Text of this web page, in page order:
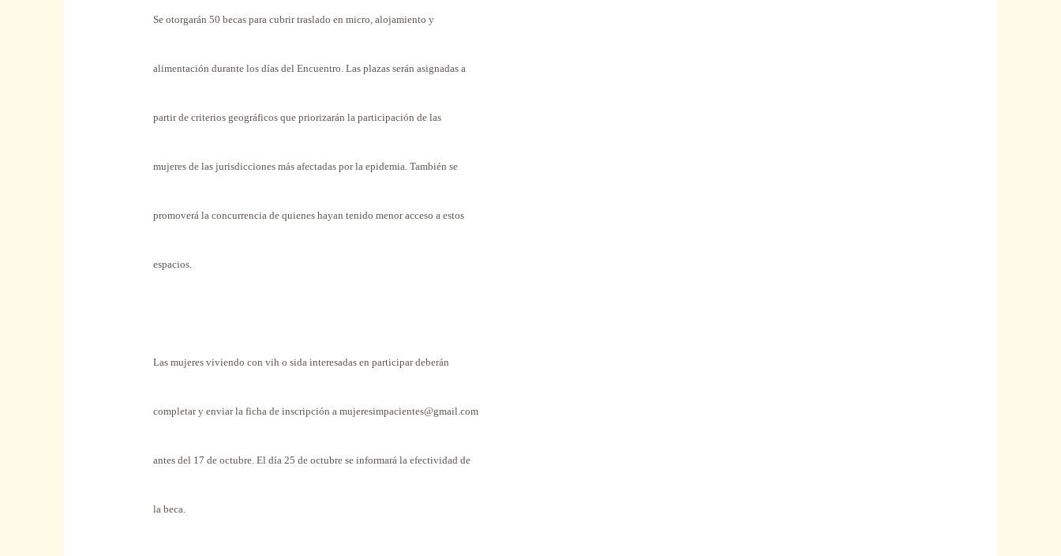
Se otorgarán 50 becas para cubrir traslado en micro, alojamiento y
alimentación durante los días del Encuentro. Las plazas serán asignadas a
partir de criterios geográficos que priorizarán la participación de las
mujeres de las jurisdicciones más afectadas por la epidemia. También se
promoverá la concurrencia de quienes hayan tenido menor acceso a estos
espacios.
Las mujeres viviendo con vih o sida interesadas en participar deberán
completar y enviar la ficha de inscripción a mujeresimpacientes@gmail.com
antes del 17 de octubre. El día 25 de octubre se informará la efectividad de
la beca.